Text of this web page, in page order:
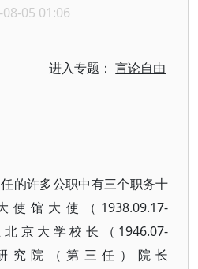
05 01:06
进入专题：言论自由
的许多公职中有三个职务十
馆大使（1938.09.17-
北京大学校长（1946.07-
究院（第三任）院长